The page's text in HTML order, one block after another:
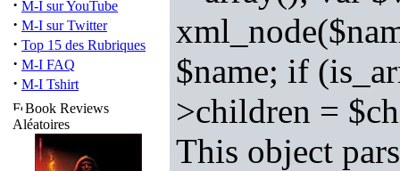
· M-I sur YouTube
· M-I sur Twitter
· Top 15 des Rubriques
· M-I FAQ
· M-I Tshirt
Book Reviews
Aléatoires
$name; if
>children =
This object